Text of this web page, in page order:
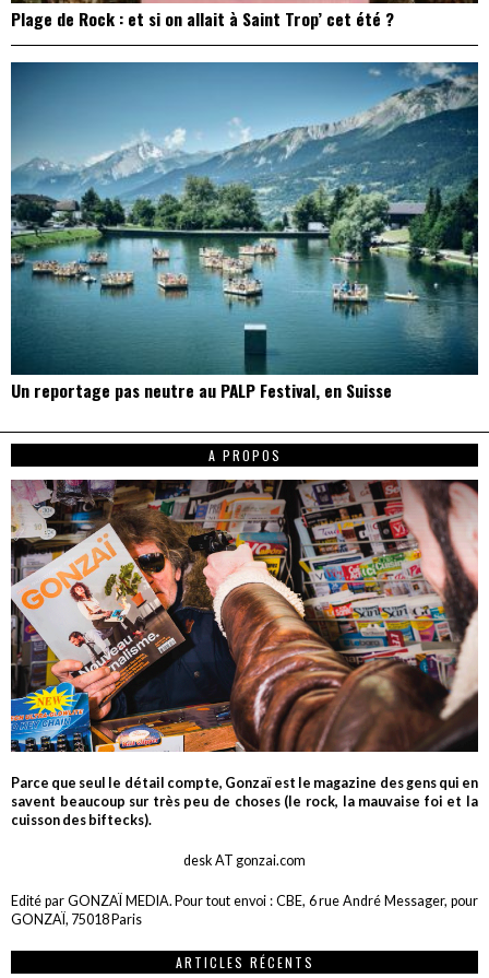
Plage de Rock : et si on allait à Saint Trop’ cet été ?
Un reportage pas neutre au PALP Festival, en Suisse
A PROPOS
Parce que seul le détail compte, Gonzaï est le magazine des gens qui en
savent beaucoup sur très peu de choses (le rock, la mauvaise foi et la
cuisson des biftecks).
desk AT gonzai.com
Edité par GONZAÏ MEDIA. Pour tout envoi : CBE, 6 rue André Messager, pour
GONZAÏ, 75018 Paris
ARTICLES RÉCENTS